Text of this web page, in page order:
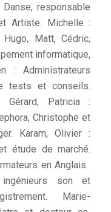
responsable
Artiste. Michelle :
Matt, Cédric,
informatique,
: Administrateurs
tests et conseils.
Patricia :
Christophe et
Karam, Olivier :
étude de marché.
en Anglais.
son et
Marie-